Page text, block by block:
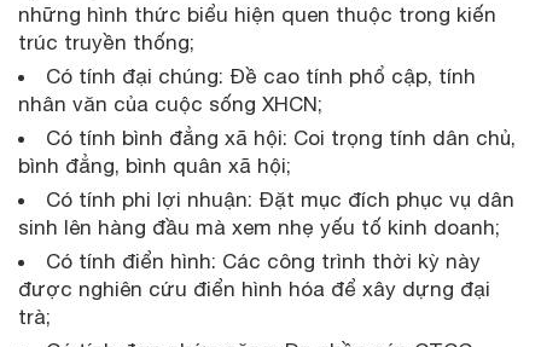
những hình thức biểu hiện quen thuộc trong kiến
trúc truyền thống;
Có tính đại chúng: Đề cao tính phổ cập, tính
nhân văn của cuộc sống XHCN;
Có tính bình đẳng xã hội: Coi trọng tính dân chủ,
bình đẳng, bình quân xã hội;
Có tính phi lợi nhuận: Đặt mục đích phục vụ dân
sinh lên hàng đầu mà xem nhẹ yếu tố kinh doanh;
Có tính điển hình: Các công trình thời kỳ này
được nghiên cứu điển hình hóa để xây dựng đại
trà;